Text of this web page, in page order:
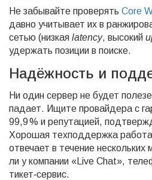
Не забывайте проверять Core
давно учитывает их в
сетью (низкая latency, высокий
удержать позиции в поиске.
Надёжность и
Ни один сервер не будет
падает. Ищите провайдера с
99,9 % и репутацией,
Хорошая техподдержка
отвечает в течение
ли у компании «Live Chat»,
тикет‑сервис.